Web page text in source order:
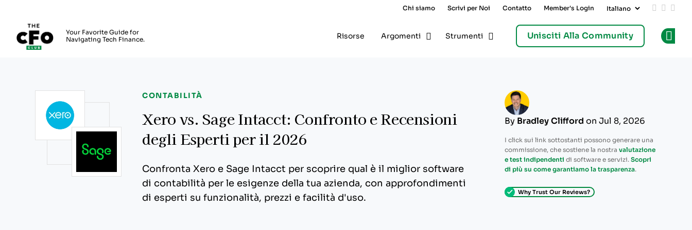
Chi siamo Scrivi per Noi Contatto Member's Login Add us
Follow
Your Favorite Guide for
Navigating Tech Finance.
Risorse Argomenti Strumenti Unisciti Alla Community
CONTABILITÀ
Xero vs. Sage Intacct: Confronto e Recensioni
degli Esperti per il 2026
Confronta Xero e Sage Intacct per scoprire qual è il miglior software
di contabilità per le esigenze della tua azienda, con approfondimenti
di esperti su funzionalità, prezzi e facilità d'uso.
By Bradley Clifford on Jul 8, 2026
I click sui link sottostanti possono generare una
commissione, che sostiene la nostra valutazione
e test indipendenti di software e servizi. Scopri
di più su come garantiamo la trasparenza.
Why Trust Our Reviews?